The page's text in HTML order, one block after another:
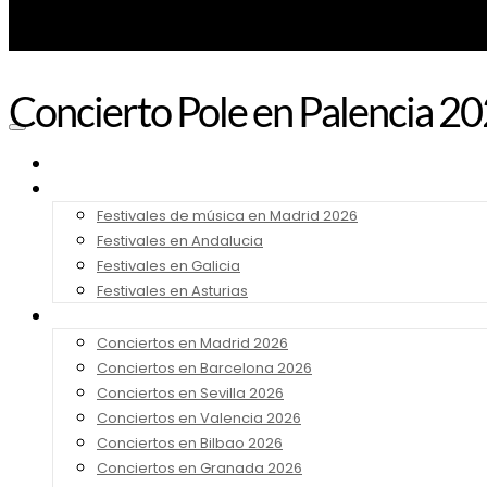
Festivales de música en Madrid 2026
Festivales en Andalucia
Festivales en Galicia
Festivales en Asturias
Conciertos en Madrid 2026
Conciertos en Barcelona 2026
Conciertos en Sevilla 2026
Conciertos en Valencia 2026
Conciertos en Bilbao 2026
Conciertos en Granada 2026
Concierto Pole en Palencia